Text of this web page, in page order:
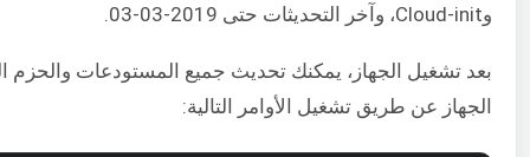
وCloud-init، وآخر التحديثات حتى 2019-03-03.
بعد تشغيل الجهاز، يمكنك تحديث جميع المستودعات والحزم
الجهاز عن طريق تشغيل الأوامر التالية: